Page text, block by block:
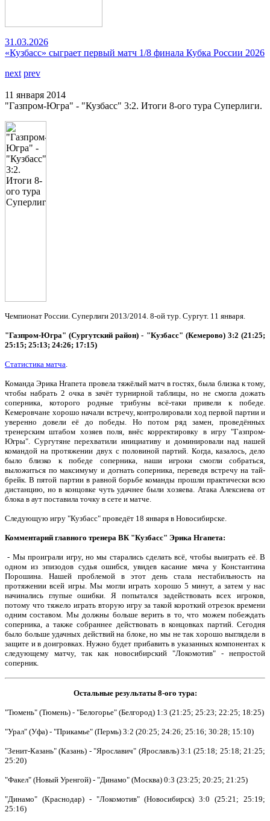
31.03.2026
«Кузбасс» сыграет первый матч 1/8 финала Кубка России 2026
next prev
11 января 2014
"Газпром-Югра" - "Кузбасс" 3:2. Итоги 8-ого тура Суперлиги.
Чемпионат России. Суперлиги 2013/2014. 8-ой тур. Сургут. 11 января.
"Газпром-Югра" (Сургутский район) - "Кузбасс" (Кемерово) 3:2 (21:25;
25:15; 25:13; 24:26; 17:15)
Статистика матча.
Команда Эрика Нгапета провела тяжёлый матч в гостях, была близка к тому,
чтобы набрать 2 очка в зачёт турнирной таблицы, но не смогла дожать
соперника, которого родные трибуны всё-таки привели к победе.
Кемеровчане хорошо начали встречу, контролировали ход первой партии и
уверенно довели её до победы. Но потом ряд замен, проведённых
тренерским штабом хозяев поля, внёс корректировку в игру "Газпром-
Югры". Сургутяне перехватили инициативу и доминировали над нашей
командой на протяжении двух с половиной партий. Когда, казалось, дело
было близко к победе соперника, наши игроки смогли собраться,
выложиться по максимуму и догнать соперника, переведя встречу на тай-
брейк. В пятой партии в равной борьбе команды прошли практически всю
дистанцию, но в концовке чуть удачнее были хозяева. Атака Алексиева от
блока в аут поставила точку в сете и матче.
Следующую игру "Кузбасс" проведёт 18 января в Новосибирске.
Комментарий главного тренера ВК "Кузбасс" Эрика Нгапета:
- Мы проиграли игру, но мы старались сделать всё, чтобы выиграть её. В
одном из эпизодов судья ошибся, увидев касание мяча у Константина
Порошина. Нашей проблемой в этот день стала нестабильность на
протяжении всей игры. Мы могли играть хорошо 5 минут, а затем у нас
начинались глупые ошибки. Я попытался задействовать всех игроков,
потому что тяжело играть вторую игру за такой короткий отрезок времени
одним составом. Мы должны больше верить в то, что можем побеждать
соперника, а также собраннее действовать в концовках партий. Сегодня
было больше удачных действий на блоке, но мы не так хорошо выглядели в
защите и в доигровках. Нужно будет прибавить в указанных компонентах к
следующему матчу, так как новосибирский "Локомотив" - непростой
соперник.
Остальные результаты 8-ого тура:
"Тюмень" (Тюмень) - "Белогорье" (Белгород) 1:3 (21:25; 25:23; 22:25; 18:25)
"Урал" (Уфа) - "Прикамье" (Пермь) 3:2 (20:25; 24:26; 25:16; 30:28; 15:10)
"Зенит-Казань" (Казань) - "Ярославич" (Ярославль) 3:1 (25:18; 25:18; 21:25;
25:20)
"Факел" (Новый Уренгой) - "Динамо" (Москва) 0:3 (23:25; 20:25; 21:25)
"Динамо" (Краснодар) - "Локомотив" (Новосибирск) 3:0 (25:21; 25:19;
25:16)